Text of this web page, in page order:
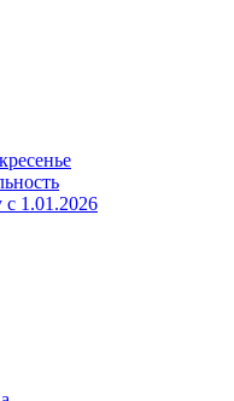
1.01.2026